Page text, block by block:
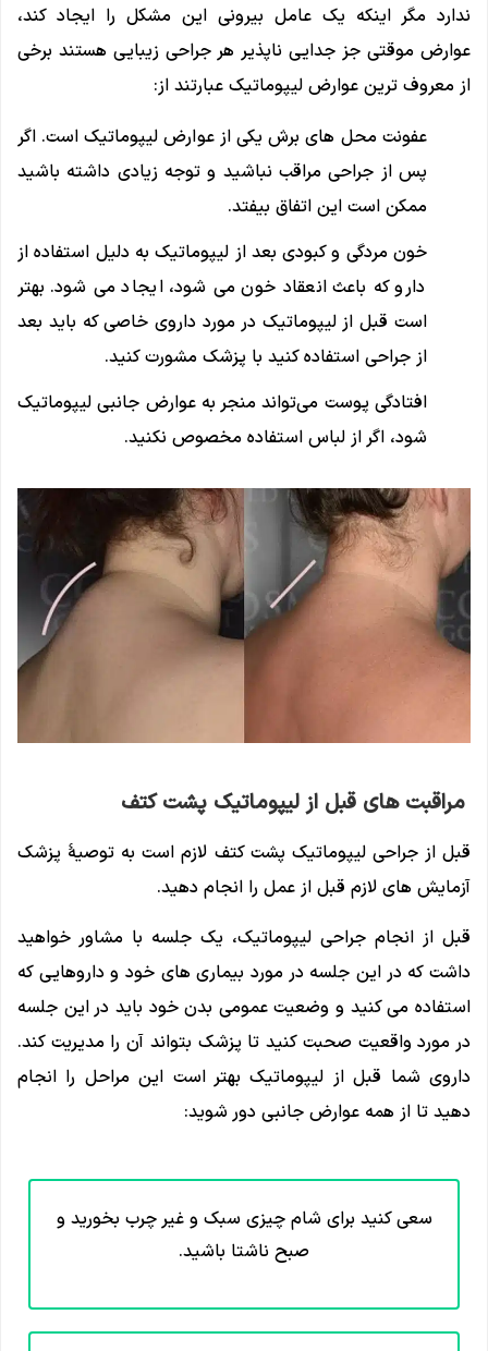
ندارد مگر اینکه یک عامل بیرونی این مشکل را ایجاد کند،
عوارض موقتی جز جدایی ناپذیر هر جراحی زیبایی هستند برخی
از معروف ترین عوارض لیپوماتیک عبارتند از:
عفونت محل های برش یکی از عوارض لیپوماتیک است. اگر
پس از جراحی مراقب نباشید و توجه زیادی داشته باشید
ممکن است این اتفاق بیفتد.
خون مردگی و کبودی بعد از لیپوماتیک به دلیل استفاده از
دارو که باعث انعقاد خون می شود، ایجاد می شود. بهتر
است قبل از لیپوماتیک در مورد داروی خاصی که باید بعد
از جراحی استفاده کنید با پزشک مشورت کنید.
افتادگی پوست می‌تواند منجر به عوارض جانبی لیپوماتیک
شود، اگر از لباس استفاده مخصوص نکنید.
مراقبت‌ های قبل از لیپوماتیک پشت کتف
قبل از جراحی لیپوماتیک پشت کتف لازم است به توصیهٔ پزشک
آزمایش‌ های لازم قبل از عمل را انجام دهید.
قبل از انجام جراحی لیپوماتیک، یک جلسه با مشاور خواهید
داشت که در این جلسه در مورد بیماری های خود و داروهایی که
استفاده می کنید و وضعیت عمومی بدن خود باید در این جلسه
در مورد واقعیت صحبت کنید تا پزشک بتواند آن را مدیریت کند.
داروی شما قبل از لیپوماتیک بهتر است این مراحل را انجام
دهید تا از همه عوارض جانبی دور شوید:
سعی کنید برای شام چیزی سبک و غیر چرب بخورید و
صبح ناشتا باشید.